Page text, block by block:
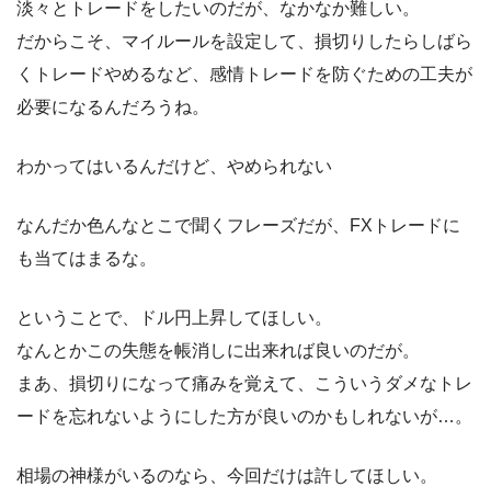
淡々とトレードをしたいのだが、なかなか難しい。
だからこそ、マイルールを設定して、損切りしたらしばら
くトレードやめるなど、感情トレードを防ぐための工夫が
必要になるんだろうね。
わかってはいるんだけど、やめられない
なんだか色んなとこで聞くフレーズだが、FXトレードに
も当てはまるな。
ということで、ドル円上昇してほしい。
なんとかこの失態を帳消しに出来れば良いのだが。
まあ、損切りになって痛みを覚えて、こういうダメなトレ
ードを忘れないようにした方が良いのかもしれないが…。
相場の神様がいるのなら、今回だけは許してほしい。